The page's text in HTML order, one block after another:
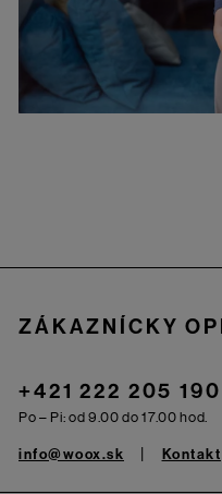
ZÁKAZNÍCKY
+421 222 205 190
Po – Pi: od 9.00 do 17.00 hod.
info@woox.sk Kontakt